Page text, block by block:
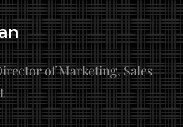
of Marketing, Sales